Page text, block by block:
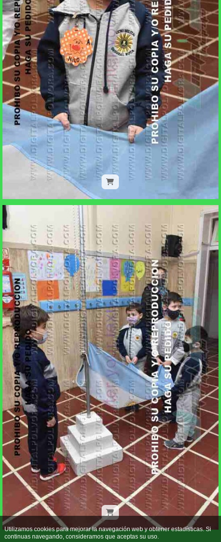
Utilizamos cookies para mejorar la navegación web y obtener estadísticas. Si
continuas navegando, consideramos que aceptas su uso.